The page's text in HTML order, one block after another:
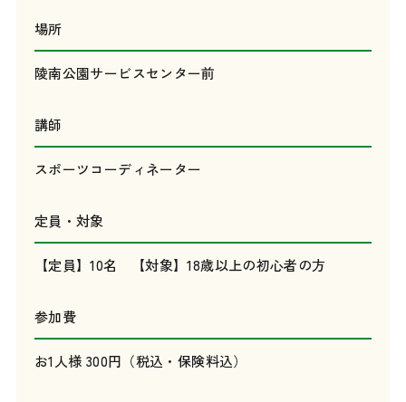
場所
陵南公園サービスセンター前
講師
スポーツコーディネーター
定員・対象
【定員】10名 【対象】18歳以上の初心者の方
参加費
お1人様 300円（税込・保険料込）